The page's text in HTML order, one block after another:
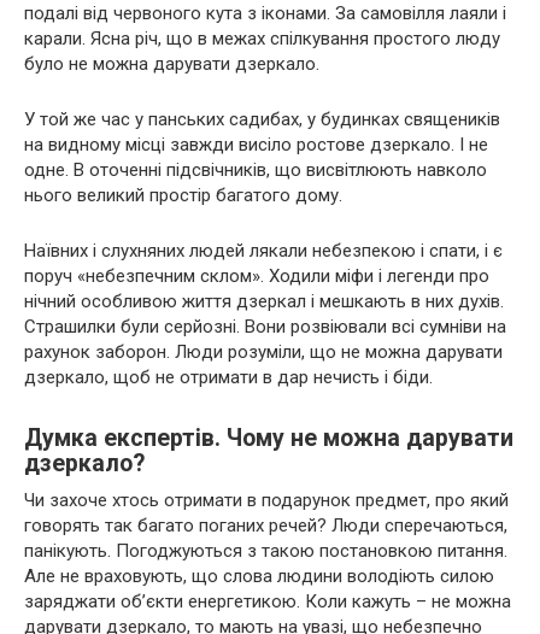
подалі від червоного кута з іконами. За самовілля лаяли і
карали. Ясна річ, що в межах спілкування простого люду
було не можна дарувати дзеркало.
У той же час у панських садибах, у будинках священиків
на видному місці завжди висіло ростове дзеркало. І не
одне. В оточенні підсвічників, що висвітлюють навколо
нього великий простір багатого дому.
Наївних і слухняних людей лякали небезпекою і спати, і є
поруч «небезпечним склом». Ходили міфи і легенди про
нічний особливою життя дзеркал і мешкають в них духів.
Страшилки були серйозні. Вони розвіювали всі сумніви на
рахунок заборон. Люди розуміли, що не можна дарувати
дзеркало, щоб не отримати в дар нечисть і біди.
Думка експертів. Чому не можна дарувати
дзеркало?
Чи захоче хтось отримати в подарунок предмет, про який
говорять так багато поганих речей? Люди сперечаються,
панікують. Погоджуються з такою постановкою питання.
Але не враховують, що слова людини володіють силою
заряджати об’єкти енергетикою. Коли кажуть – не можна
дарувати дзеркало, то мають на увазі, що небезпечно